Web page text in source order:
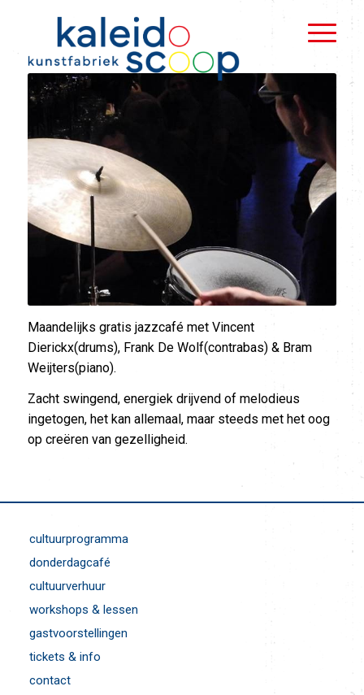
Maandelijks gratis jazzcafé met Vincent
Dierickx(drums), Frank De Wolf(contrabas) & Bram
Weijters(piano).
Zacht swingend, energiek drijvend of melodieus
ingetogen, het kan allemaal, maar steeds met het oog
op creëren van gezelligheid.
cultuurprogramma
donderdagcafé
cultuurverhuur
workshops & lessen
gastvoorstellingen
tickets & info
contact